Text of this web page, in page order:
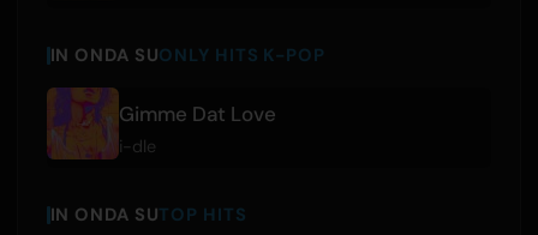
IN ONDA SUONLY HITS K-POP
Gimme Dat Love
i-dle
IN ONDA SUTOP HITS